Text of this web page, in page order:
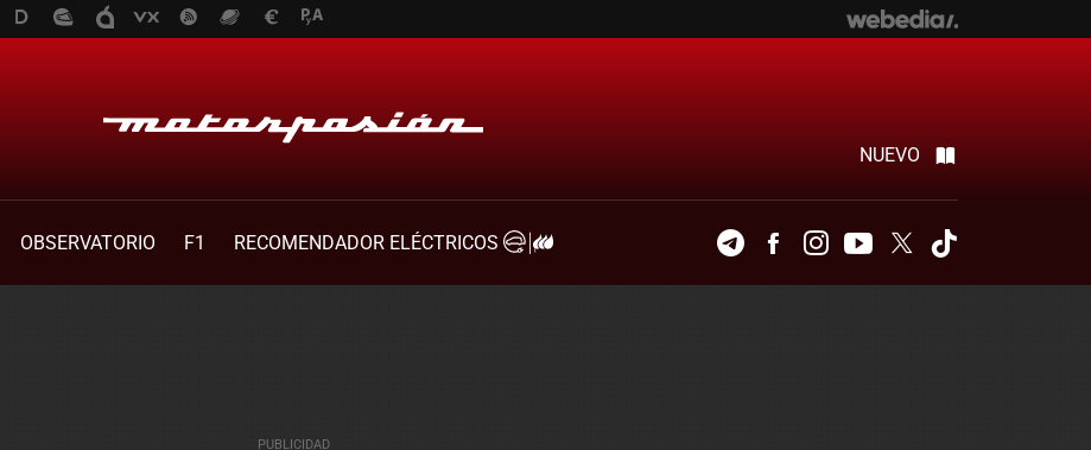
NUEVO
OBSERVATORIO F1
RECOMENDADOR ELÉCTRICOS
TelegramFacebookInstagramYoutubeTwitter